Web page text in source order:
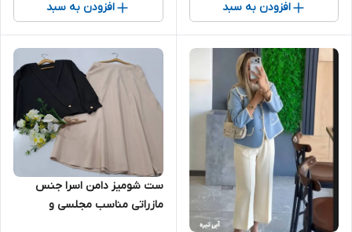
افزودن به سبد افزودن به سبد
ست شومیز دامن اسرا جنس
مازراتی مناسب مجلسی و